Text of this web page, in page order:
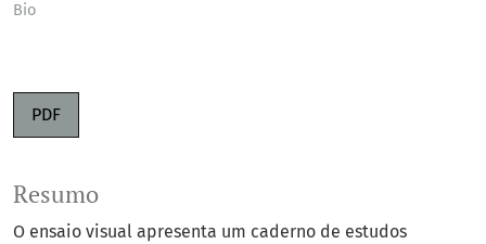
Bio
PDF
Resumo
O ensaio visual apresenta um caderno de estudos